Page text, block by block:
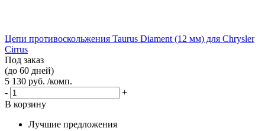
Цепи противоскольжения Taurus Diament (12 мм) для Chrysler
Cirrus
Под заказ
(до 60 дней)
5 130 руб. /комп.
-
+
В корзину
Лучшие предложения